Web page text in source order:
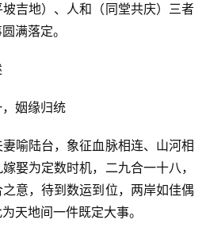
吉地）、人和（同堂共庆）三者
满落定。
姻缘归统
喻陆台，象征血脉相连、山河相
娶为定数时机，二九合一十八，
意，待到数运到位，两岸如佳偶
天地间一件既定大事。